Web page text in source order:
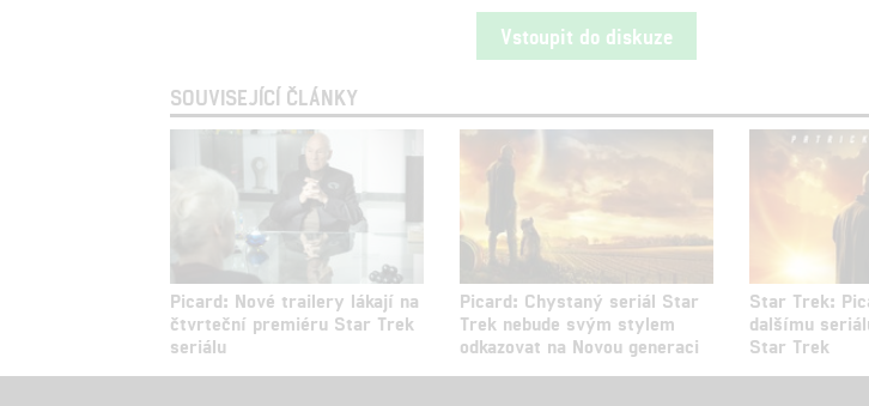
Vstoupit do diskuze
SOUVISEJÍCÍ ČLÁNKY
Picard: Nové trailery lákají na
čtvrteční premiéru Star Trek
seriálu
Picard: Chystaný seriál Star
Trek nebude svým stylem
odkazovat na Novou generaci
Star Trek:
dalšímu
Star Trek